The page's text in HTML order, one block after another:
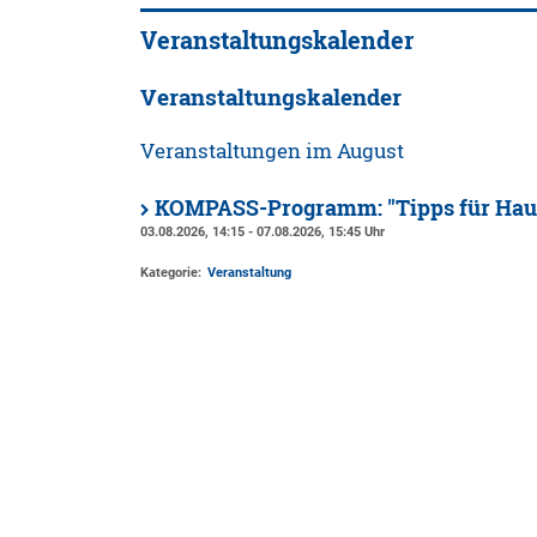
Veranstaltungskalender
Veranstaltungskalender
Veranstaltungen im August
KOMPASS-Programm: "Tipps für
03.08.2026, 14:15 - 07.08.2026, 15:45 Uhr
Kategorie: Veranstaltung